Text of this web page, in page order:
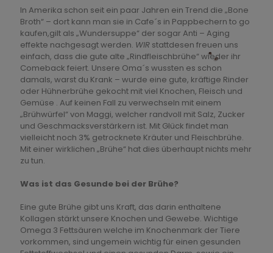
In Amerika schon seit ein paar Jahren ein Trend die „Bone
Broth“ – dort kann man sie in Cafe´s in Pappbechern to go
kaufen,gilt als „Wundersuppe“ der sogar Anti – Aging
effekte nachgesagt werden. WIR stattdesen freuen uns
einfach, dass die gute alte „Rindfleischbrühe“ wieder ihr
Comeback feiert. Unsere Oma´s wussten es schon
damals, warst du Krank – wurde eine gute, kräftige Rinder
oder Hühnerbrühe gekocht mit viel Knochen, Fleisch und
Gemüse . Auf keinen Fall zu verwechseln mit einem
„Brühwürfel“ von Maggi, welcher randvoll mit Salz, Zucker
und Geschmacksverstärkern ist. Mit Glück findet man
vielleicht noch 3% getrocknete Kräuter und Fleischbrühe.
Mit einer wirklichen „Brühe“ hat dies überhaupt nichts mehr
zu tun.
Was ist das Gesunde bei der Brühe?
Eine gute Brühe gibt uns Kraft, das darin enthaltene
Kollagen stärkt unsere Knochen und Gewebe. Wichtige
Omega 3 Fettsäuren welche im Knochenmark der Tiere
vorkommen, sind ungemein wichtig für einen gesunden